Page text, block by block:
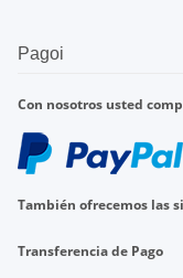
Pagoi
Con nosotros usted
También ofrecemos las
Transferencia de Pago